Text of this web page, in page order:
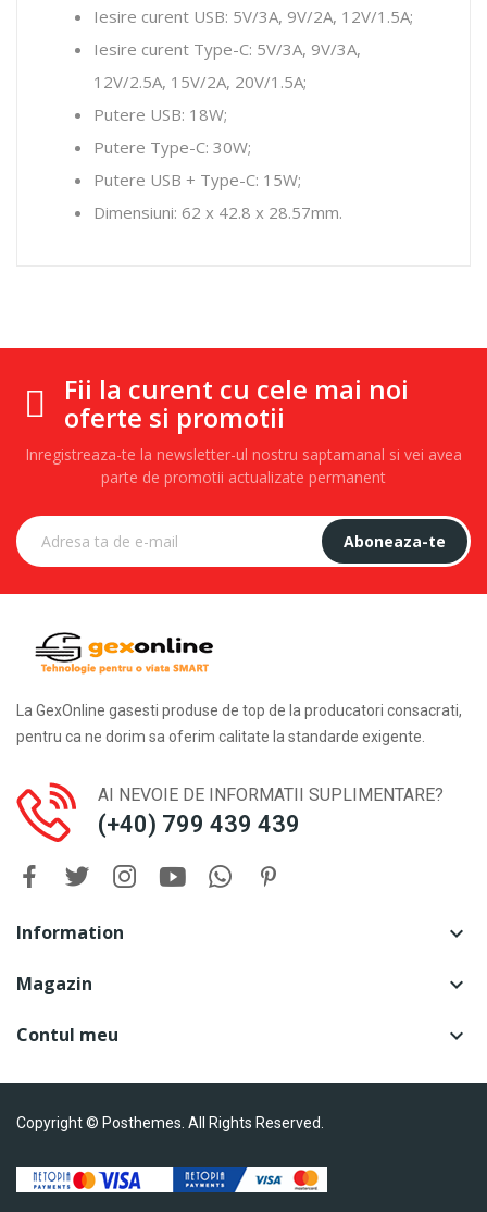
Iesire curent USB: 5V/3A, 9V/2A, 12V/1.5A;
Iesire curent Type-C: 5V/3A, 9V/3A,
12V/2.5A, 15V/2A, 20V/1.5A;
Putere USB: 18W;
Putere Type-C: 30W;
Putere USB + Type-C: 15W;
Dimensiuni: 62 x 42.8 x 28.57mm.
Fii la curent cu cele mai noi
oferte si promotii
Inregistreaza-te la newsletter-ul nostru saptamanal si vei avea
parte de promotii actualizate permanent
Aboneaza-te
La GexOnline gasesti produse de top de la producatori consacrati,
pentru ca ne dorim sa oferim calitate la standarde exigente.
AI NEVOIE DE INFORMATII SUPLIMENTARE?
(+40) 799 439 439
Information 
Magazin 
Contul meu 
Copyright © Posthemes. All Rights Reserved.